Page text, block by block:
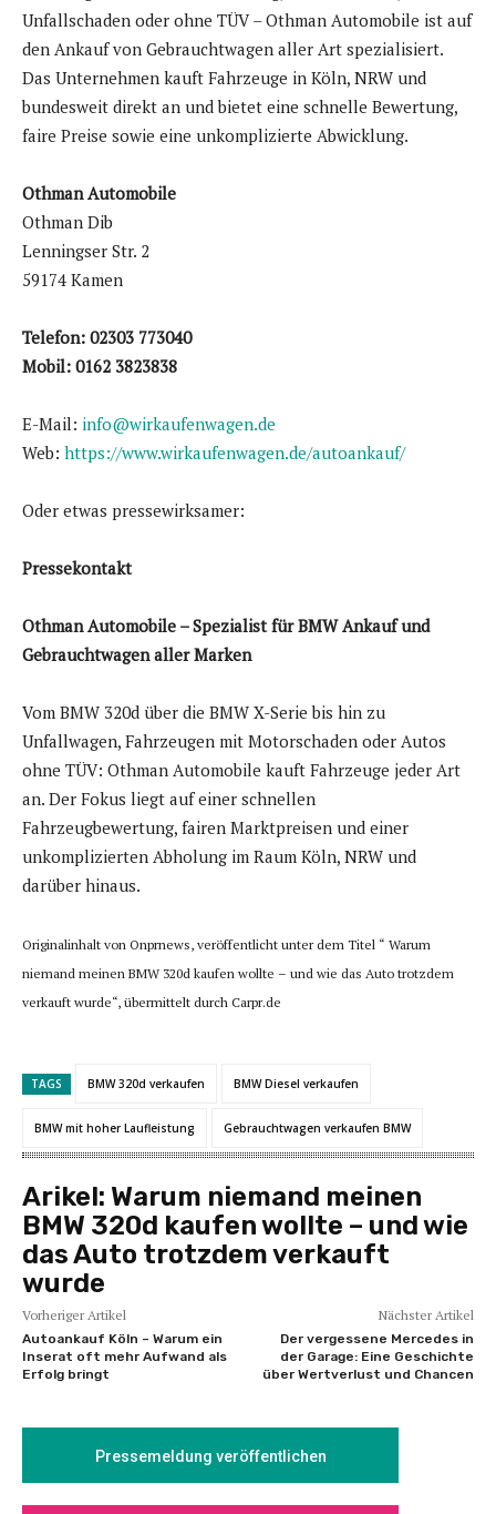
Unfallschaden oder ohne TÜV – Othman Automobile ist auf
den Ankauf von Gebrauchtwagen aller Art spezialisiert.
Das Unternehmen kauft Fahrzeuge in Köln, NRW und
bundesweit direkt an und bietet eine schnelle Bewertung,
faire Preise sowie eine unkomplizierte Abwicklung.
Othman Automobile
Othman Dib
Lenningser Str. 2
59174 Kamen
Telefon: 02303 773040
Mobil: 0162 3823838
E-Mail: info@wirkaufenwagen.de
Web: https://www.wirkaufenwagen.de/autoankauf/
Oder etwas pressewirksamer:
Pressekontakt
Othman Automobile – Spezialist für BMW Ankauf und
Gebrauchtwagen aller Marken
Vom BMW 320d über die BMW X-Serie bis hin zu
Unfallwagen, Fahrzeugen mit Motorschaden oder Autos
ohne TÜV: Othman Automobile kauft Fahrzeuge jeder Art
an. Der Fokus liegt auf einer schnellen
Fahrzeugbewertung, fairen Marktpreisen und einer
unkomplizierten Abholung im Raum Köln, NRW und
darüber hinaus.
Originalinhalt von Onprnews, veröffentlicht unter dem Titel “ Warum
niemand meinen BMW 320d kaufen wollte – und wie das Auto trotzdem
verkauft wurde“, übermittelt durch Carpr.de
TAGS BMW 320d verkaufen BMW Diesel verkaufen
BMW mit hoher Laufleistung Gebrauchtwagen verkaufen BMW
Arikel: Warum niemand meinen
BMW 320d kaufen wollte – und wie
das Auto trotzdem verkauft
wurde
Vorheriger Artikel
Autoankauf Köln – Warum ein
Inserat oft mehr Aufwand als
Erfolg bringt
Nächster Artikel
Der vergessene Mercedes in
der Garage: Eine Geschichte
über Wertverlust und Chancen
Pressemeldung veröffentlichen